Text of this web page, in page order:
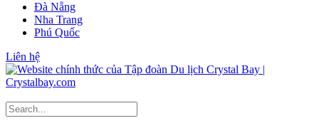
Đà Nẵng
Nha Trang
Phú Quốc
Liên hệ